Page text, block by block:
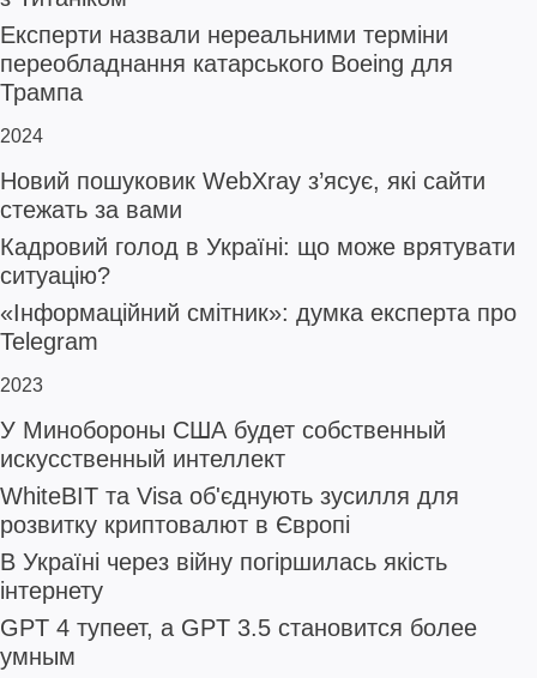
Експерти назвали нереальними терміни
переобладнання катарського Boeing для
Трампа
2024
Новий пошуковик WebXray з’ясує, які сайти
стежать за вами
Кадровий голод в Україні: що може врятувати
ситуацію?
«Інформаційний смітник»: думка експерта про
Telegram
2023
У Минобороны США будет собственный
искусственный интеллект
WhiteBIT та Visa об'єднують зусилля для
розвитку криптовалют в Європі
В Україні через війну погіршилась якість
інтернету
GPT 4 тупеет, а GPT 3.5 становится более
умным